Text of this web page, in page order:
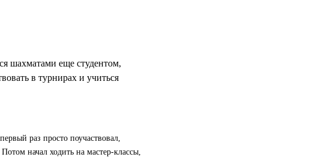
шахматами еще студентом,
в турнирах и учиться
раз просто поучаствовал,
начал ходить на мастер-классы,